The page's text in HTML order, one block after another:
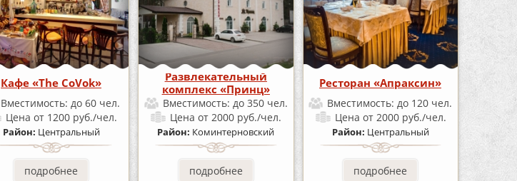
Кафе «The CoVok»
Вместимость: до 60 чел.
Цена от 1200 руб./чел.
Район: Центральный
подробнее
Развлекательный
комплекс «Принц»
Вместимость: до 350 чел.
Ценаот 2000 руб./чел.
Район: Коминтерновский
подробнее
Ресторан «Апраксин»
Вместимость: до 120 чел.
Цена от 2000 руб./чел.
Район: Центральный
подробнее